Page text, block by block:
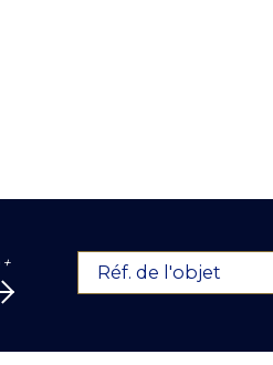
+ Réf. de l'objet